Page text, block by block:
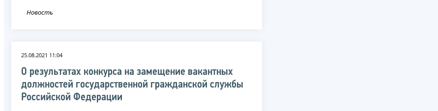
Новость
25.08.2021 11:04
О результатах конкурса на замещение вакантных
должностей государственной гражданской службы
Российской Федерации